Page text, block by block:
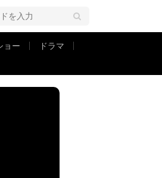
ョー
ドラマ